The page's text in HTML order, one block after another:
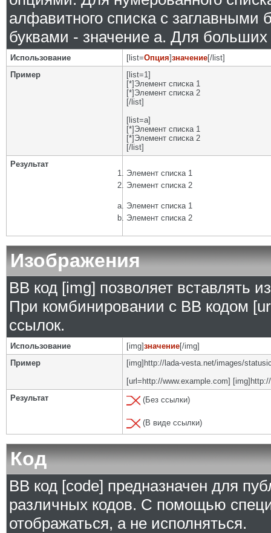
алфавитного списка с
буквами - значение а. Для
Использование [list=Опция]значение[/list]
Пример
[list=1]
[*]Элемент списка 1
[*]Элемент списка 2
[/list]
[list=a]
[*]Элемент списка 1
[*]Элемент списка 2
[/list]
Результат
Элемент списка 1
Элемент списка 2
Элемент списка 1
Элемент списка 2
Изображения
BB код [img] позволяет вставлять
При комбинировании с BB кодом
ссылок.
Использование [img]значение[/img]
Пример
[img]http://lada-vesta.net/images/
[url=http://www.example.com]
Результат
(Без ссылки)
(В виде ссылки)
Код
BB код [code] предназначен для
различных кодов. С помощью
отображаться, а не исполняться.